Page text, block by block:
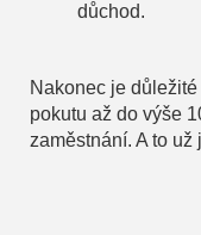
důchod.
Nakonec je
pokutu až do výše
zaměstnání. A to